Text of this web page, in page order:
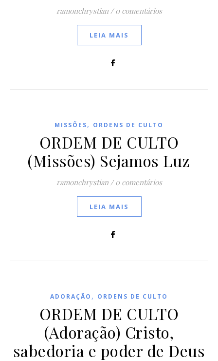
ramonchrystian / 0 comentários
LEIA MAIS
MISSÕES, ORDENS DE CULTO
ORDEM DE CULTO
(Missões) Sejamos Luz
ramonchrystian / 0 comentários
LEIA MAIS
ADORAÇÃO , ORDENS DE CULTO
ORDEM DE CULTO
(Adoração) Cristo,
sabedoria e poder de Deus